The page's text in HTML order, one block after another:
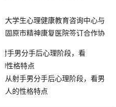
大学生心理健康教育咨询中心与
固原市精神康复医院签订合作协
从射手男分手后心理阶段，看男
人的性格特点